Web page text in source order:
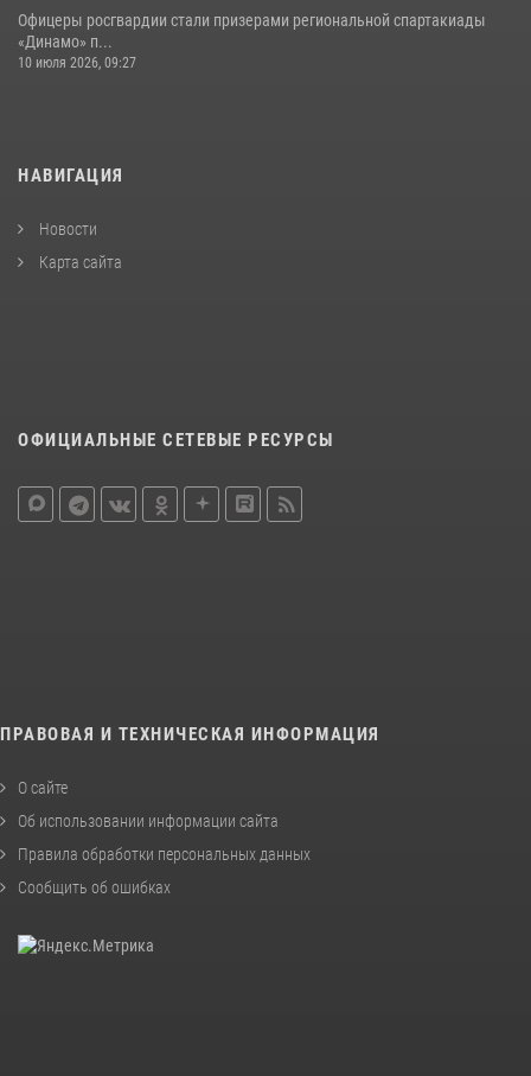
Офицеры росгвардии стали призерами региональной спартакиады
«Динамо» п...
10 июля 2026, 09:27
НАВИГАЦИЯ
Новости
Карта сайта
ОФИЦИАЛЬНЫЕ СЕТЕВЫЕ РЕСУРСЫ
ПРАВОВАЯ И ТЕХНИЧЕСКАЯ ИНФОРМАЦИЯ
О сайте
Об использовании информации сайта
Правила обработки персональных данных
Сообщить об ошибках